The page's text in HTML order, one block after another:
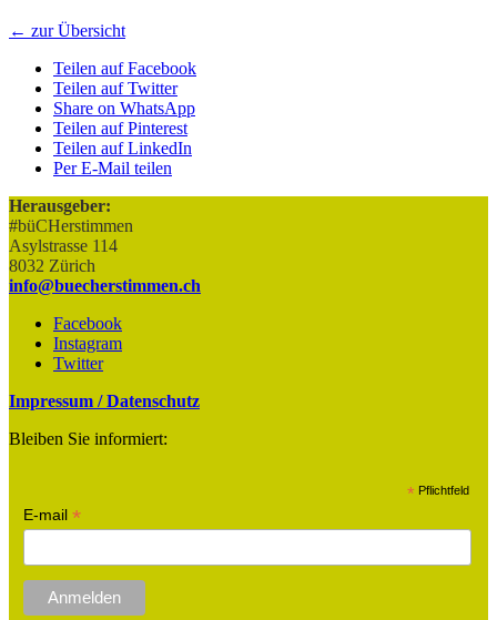
← zur Übersicht
Teilen auf Facebook
Teilen auf Twitter
Share on WhatsApp
Teilen auf Pinterest
Teilen auf LinkedIn
Per E-Mail teilen
Herausgeber:
#büCHerstimmen
Asylstrasse 114
8032 Zürich
info@buecherstimmen.ch
Facebook
Instagram
Twitter
Impressum / Datenschutz
Bleiben Sie informiert:
* Pflichtfeld
E-mail *